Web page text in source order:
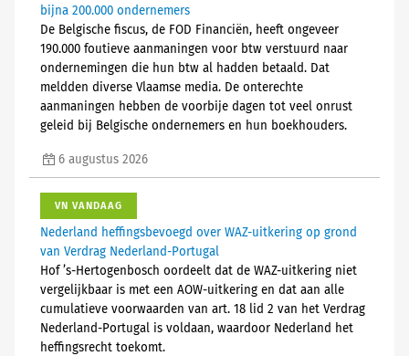
bijna 200.000 ondernemers
De Belgische fiscus, de FOD Financiën, heeft ongeveer
190.000 foutieve aanmaningen voor btw verstuurd naar
ondernemingen die hun btw al hadden betaald. Dat
meldden diverse Vlaamse media. De onterechte
aanmaningen hebben de voorbije dagen tot veel onrust
geleid bij Belgische ondernemers en hun boekhouders.
6 augustus 2026
VN VANDAAG
Nederland heffingsbevoegd over WAZ-uitkering op grond
van Verdrag Nederland-Portugal
Hof ’s-Hertogenbosch oordeelt dat de WAZ-uitkering niet
vergelijkbaar is met een AOW-uitkering en dat aan alle
cumulatieve voorwaarden van art. 18 lid 2 van het Verdrag
Nederland-Portugal is voldaan, waardoor Nederland het
heffingsrecht toekomt.